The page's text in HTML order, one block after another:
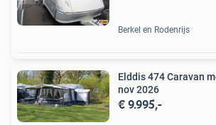
Berkel en Rodenrijs
Elddis 474 Caravan
nov 2026
€ 9.995,-